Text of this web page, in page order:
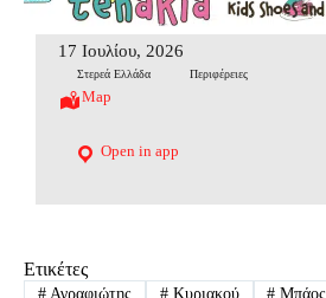
17 Ιουλίου, 2026
Στερεά Ελλάδα Περιφέρειες
Map
Open in app
Ετικέτες
#Αγραφιώτης #Κυριακού # Μπάος